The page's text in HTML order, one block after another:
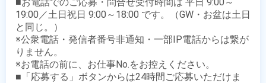
19:00／土日祝日 9:00～18:00 です。（GW・お盆は土日
と同じ。）
※公衆電話・発信者番号非通知・一部IP電話からは繋が
りません。
※お電話の前に、お仕事No.をお控えください。
■「応募する」ボタンからは24時間ご応募いただけま